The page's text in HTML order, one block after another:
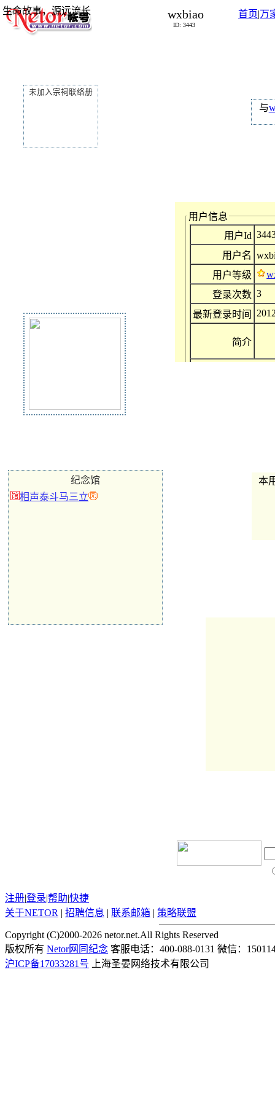
wxbiao
ID: 3443
生命故事，源远流长 首页|万
与
用户信息
用户Id
用户名
用户等级
登录次数 3
最新登录时间
简介
本
未加入宗祠联络册
纪念馆
相声泰斗马三立
注册|登录|帮助|快捷
关于NETOR | 招聘信息 | 联系邮箱 | 策略联盟
Copyright (C)2000-2026 netor.net.All Rights Reserved
版权所有 Netor网同纪念 客服电话：400-088-0131 微信：
沪ICP备17033281号
上海圣晏网络技术有限公司